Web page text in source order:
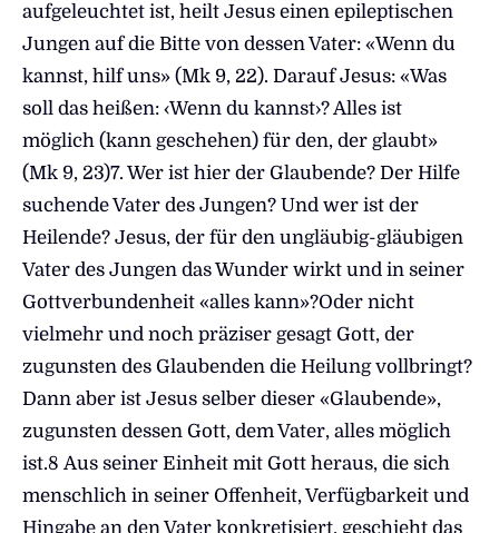
aufgeleuchtet ist, heilt Jesus einen epileptischen
Jungen auf die Bitte von dessen Vater: «Wenn du
kannst, hilf uns» (Mk 9, 22). Darauf Jesus: «Was
soll das heißen: ‹Wenn du kannst›? Alles ist
möglich (kann geschehen) für den, der glaubt»
(Mk 9, 23)7. Wer ist hier der Glaubende? Der Hilfe
suchende Vater des Jungen? Und wer ist der
Heilende? Jesus, der für den ungläubig-gläubigen
Vater des Jungen das Wunder wirkt und in seiner
Gottverbundenheit «alles kann»?Oder nicht
vielmehr und noch präziser gesagt Gott, der
zugunsten des Glaubenden die Heilung vollbringt?
Dann aber ist Jesus selber dieser «Glaubende»,
zugunsten dessen Gott, dem Vater, alles möglich
ist.8 Aus seiner Einheit mit Gott heraus, die sich
menschlich in seiner Offenheit, Verfügbarkeit und
Hingabe an den Vater konkretisiert, geschieht das